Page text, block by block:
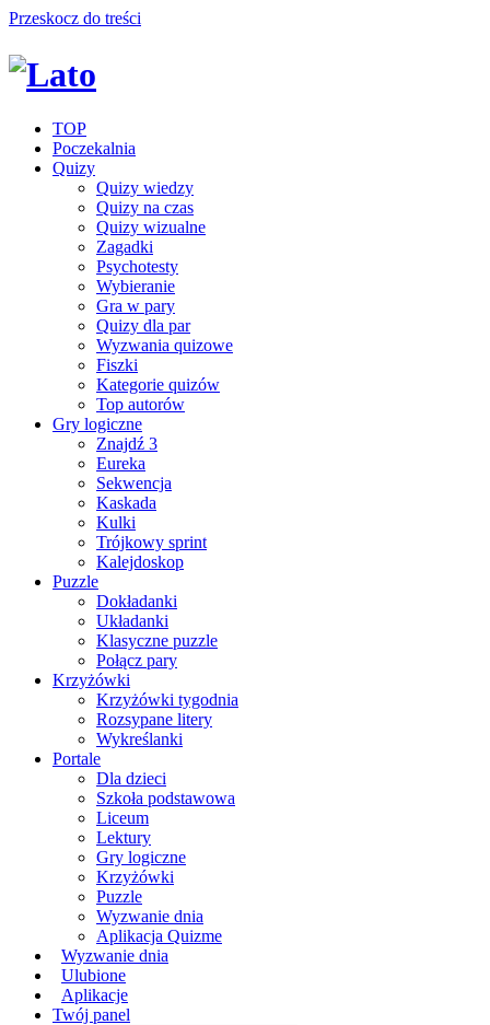
Przeskocz do treści
TOP
Poczekalnia
Quizy
Quizy wiedzy
Quizy na czas
Quizy wizualne
Zagadki
Psychotesty
Wybieranie
Gra w pary
Quizy dla par
Wyzwania quizowe
Fiszki
Kategorie quizów
Top autorów
Gry logiczne
Znajdź 3
Eureka
Sekwencja
Kaskada
Kulki
Trójkowy sprint
Kalejdoskop
Puzzle
Dokładanki
Układanki
Klasyczne puzzle
Połącz pary
Krzyżówki
Krzyżówki tygodnia
Rozsypane litery
Wykreślanki
Portale
Dla dzieci
Szkoła podstawowa
Liceum
Lektury
Gry logiczne
Krzyżówki
Puzzle
Wyzwanie dnia
Aplikacja Quizme
Wyzwanie dnia
Ulubione
Aplikacje
Twój panel